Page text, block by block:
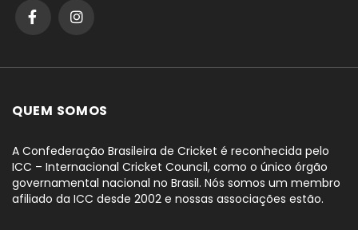
QUEM SOMOS
A Confederação Brasileira de Cricket é reconhecida pelo
ICC – Internacional Cricket Council, como o único órgão
governamental nacional no Brasil. Nós somos um membro
afiliado da ICC desde 2002 e nossas associações estão.